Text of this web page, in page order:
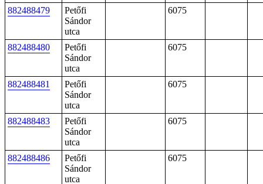
882488479
Petőfi
Sándor
utca
6075
882488480
Petőfi
Sándor
utca
6075
882488481
Petőfi
Sándor
utca
6075
882488483
Petőfi
Sándor
utca
6075
882488486
Petőfi
Sándor
utca
6075